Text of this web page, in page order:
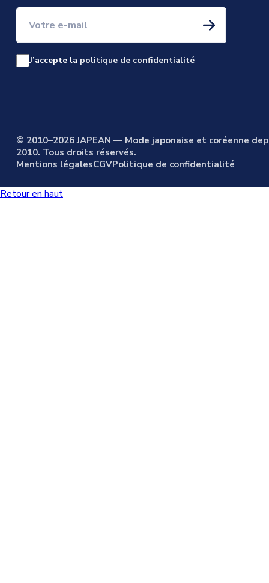
J’accepte la politique de confidentialité
© 2010–2026 JAPEAN — Mode japonaise et coréenne
2010. Tous droits réservés.
Mentions légalesCGVPolitique de confidentialité
Retour en haut